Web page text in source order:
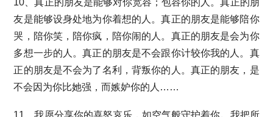
10、真正的朋友是能够对你宽容；包容你的人。真正的朋
友是能够设身处地为你着想的人。真正的朋友是能够陪你
哭，陪你笑，陪你疯，陪你闹的人。真正的朋友是会为你
多想一步的人。真正的朋友是不会跟你计较你我的人。真
正的朋友是不会为了名利，背叛你的人。真正的朋友，是
不会因为你比她强，而嫉妒你的人……
11、我愿分享你的喜怒哀乐，如空气般守护着你。我把所